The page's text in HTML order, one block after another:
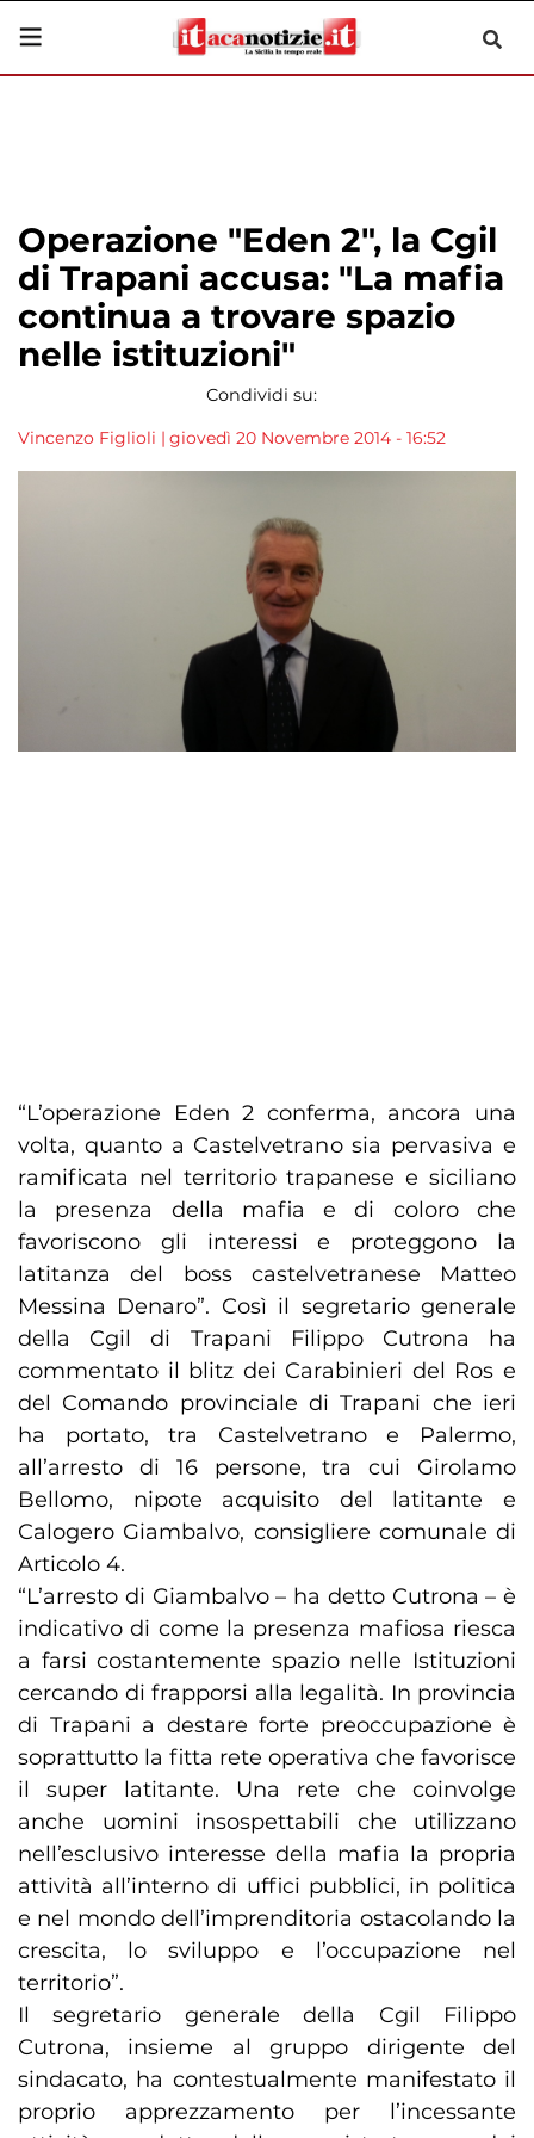
Operazione "Eden 2", la Cgil
di Trapani accusa: "La mafia
continua a trovare spazio
nelle istituzioni"
Condividi su:
Vincenzo Figlioli | giovedì 20 Novembre 2014 - 16:52
“L’operazione Eden 2 conferma, ancora una
volta, quanto a Castelvetrano sia pervasiva e
ramificata nel territorio trapanese e siciliano
la presenza della mafia e di coloro che
favoriscono gli interessi e proteggono la
latitanza del boss castelvetranese Matteo
Messina Denaro”. Così il segretario generale
della Cgil di Trapani Filippo Cutrona ha
commentato il blitz dei Carabinieri del Ros e
del Comando provinciale di Trapani che ieri
ha portato, tra Castelvetrano e Palermo,
all’arresto di 16 persone, tra cui Girolamo
Bellomo, nipote acquisito del latitante e
Calogero Giambalvo, consigliere comunale di
Articolo 4.
“L’arresto di Giambalvo – ha detto Cutrona – è
indicativo di come la presenza mafiosa riesca
a farsi costantemente spazio nelle Istituzioni
cercando di frapporsi alla legalità. In provincia
di Trapani a destare forte preoccupazione è
soprattutto la fitta rete operativa che favorisce
il super latitante. Una rete che coinvolge
anche uomini insospettabili che utilizzano
nell’esclusivo interesse della mafia la propria
attività all’interno di uffici pubblici, in politica
e nel mondo dell’imprenditoria ostacolando la
crescita, lo sviluppo e l’occupazione nel
territorio”.
Il segretario generale della Cgil Filippo
Cutrona, insieme al gruppo dirigente del
sindacato, ha contestualmente manifestato il
proprio apprezzamento per l’incessante